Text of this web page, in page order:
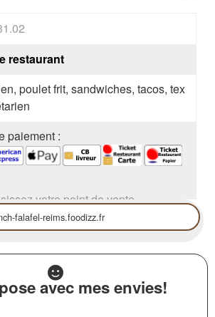
restaurant
poulet frit, sandwiches, tacos, tex
paiement :
votre point de vente
avec mes envies!